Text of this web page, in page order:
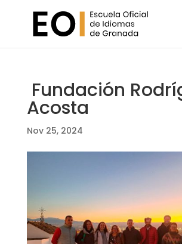
Fundación
Acosta
Nov 25, 2024